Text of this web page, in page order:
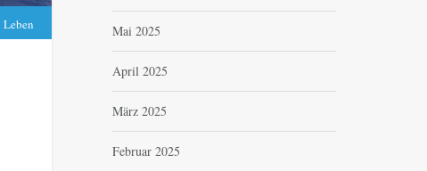
Leben Mai 2025
April 2025
März 2025
Februar 2025